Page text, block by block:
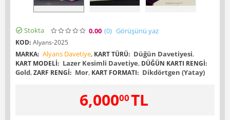
Stokta 0.00 (0) Görüşünü yaz
KOD: Alyans-2025
MARKA: Alyans Davetiye, KART TÜRÜ: Düğün Davetiyesi,
KART MODELI: Lazer Kesimli Davetiye, DÜĞÜN KARTI RENGI:
Gold,ZARF RENGI: Mor, KART FORMATI: Dikdörtgen (Yatay)
6,00000TL